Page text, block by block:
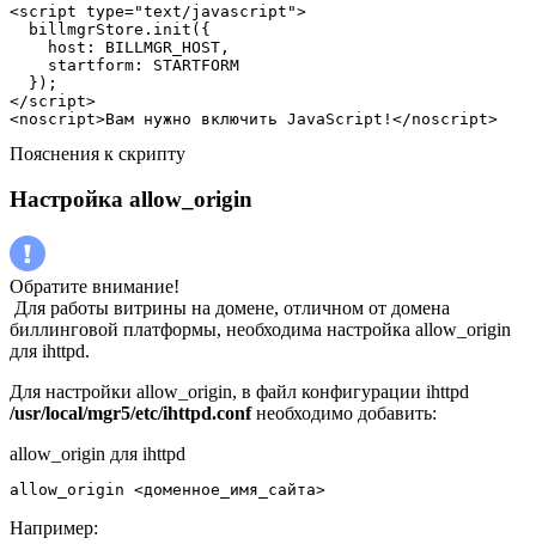
<script type="text/javascript">
  billmgrStore.init({
    host: BILLMGR_HOST,
    startform: STARTFORM
  });
</script>
<noscript>Вам нужно включить JavaScript!</noscript>
Пояснения к скрипту
Настройка allow_origin
Обратите внимание!
Для работы витрины на домене, отличном от домена
биллинговой платформы, необходима настройка allow_origin
для ihttpd.
Для настройки allow_origin, в файл конфигурации ihttpd
/usr/local/mgr5/etc/ihttpd.confнеобходимо добавить:
allow_origin для ihttpd
allow_origin <доменное_имя_сайта>
Например: